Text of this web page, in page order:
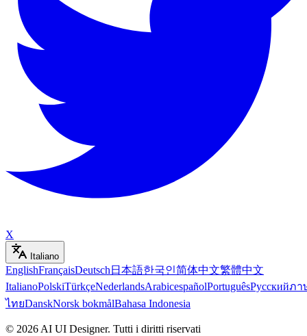
X
Italiano
EnglishFrançaisDeutsch 日本語한국인简体中文繁體中文
ItalianoPolskiTürkçeNederlandsArabicespañolPortuguêsРусскийภา
ไทยDanskNorsk bokmålBahasa Indonesia
© 2026 AI UI Designer. Tutti i diritti riservati